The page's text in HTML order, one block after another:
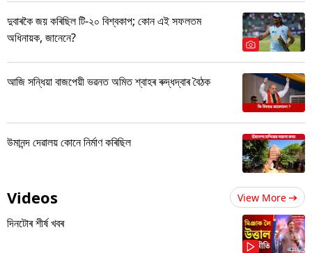
দুবাৰকৈ জয় কৰিছিল টি-২০ বিশ্বকাপ; কোন এই সফলতম
অধিনায়ক, জানেনে?
আজি সন্ধিয়া বাজপেয়ী ভৱনত অমিত শ্বাহৰ ৰুদ্ধদ্বাৰ বৈঠক
উমানন্দ দেৱালয় কোনে নিৰ্মাণ কৰিছিল
Videos View More
দিনটোৰ শীৰ্ষ খবৰ